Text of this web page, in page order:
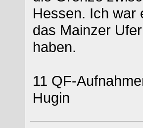
Hessen. Ich war
das Mainzer
haben.
11 QF-
Hugin